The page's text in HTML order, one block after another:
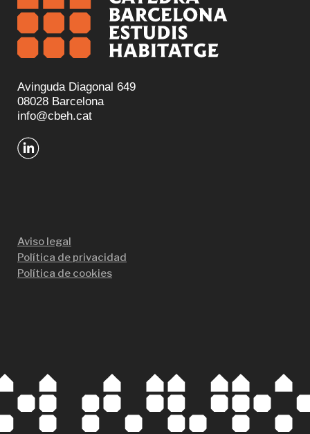
Avinguda Diagonal 649
08028 Barcelona
info@cbeh.cat
Aviso legal
Política de privacidad
Política de cookies